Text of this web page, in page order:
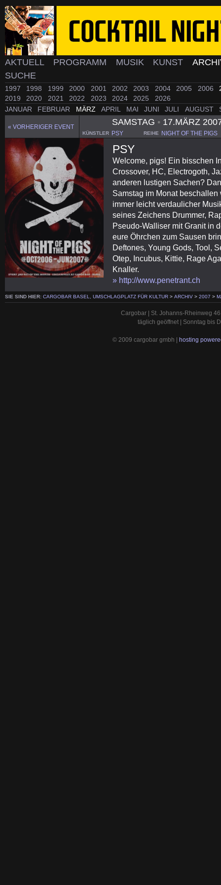
AKTUELL PROGRAMM MUSIK KUNST
SUCHE
1997 1998 1999 2000 2001 2002 2003 2004 2005 2006
2019
2020 2021 2022 2023 2024 2025
2026
JANUAR
FEBRUAR MÄRZ APRIL MAI JUNI JULI AUGUST
« VORHERIGER EVENT
SAMSTAG •17.MÄRZ
KÜNSTLER PSY REIHE NIGHT OF THE PIGS
PSY
Welcome, pigs! Ein bisschen
Crossover, HC, Electrogoth,
anderen lustigen Sachen?
Samstag im Monat
immer leicht verdaulicher
seines Zeichens Drummer,
Pseudo-Walliser mit Granit in
eure Öhrchen zum Sausen
Deftones, Young Gods, Tool,
Otep, Incubus, Kittie, Rage
Knaller.
» http://www.penetrant.ch
SIE SIND HIER: CARGOBAR BASEL, UMSCHLAGPLATZ FÜR KULTUR > ARCHIV > 2007 >
Cargobar | St. Johanns-Rheinweg
täglich geöffnet | Sonntag bis
© 2009 cargobar gmbh | hosting